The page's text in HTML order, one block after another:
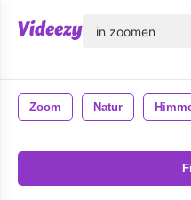
Zoom Natur